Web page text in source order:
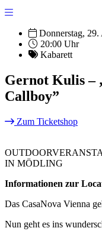
Donnerstag,
20:00 Uhr
Kabarett
Gernot Kulis –
Callboy”
Zum Ticketshop
IN MÖDLING
Informationen zur
Das CasaNova Vienna
Nun geht es ins